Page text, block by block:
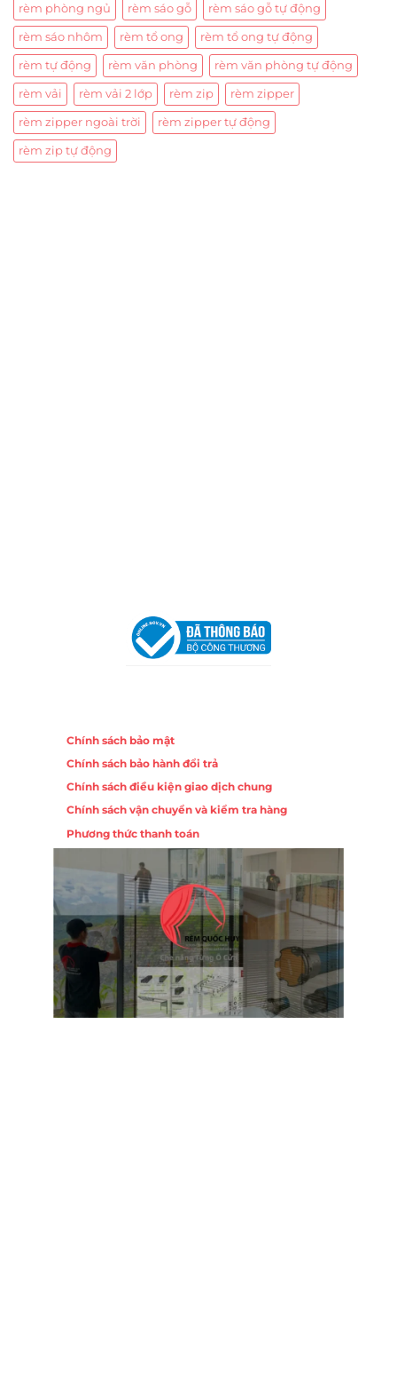
rèm phòng ngủ rèm sáo gỗ rèm sáo gỗ tự động
rèm sáo nhôm rèm tổ ong rèm tổ ong tự động
rèm tự động rèm văn phòng rèm văn phòng tự động
rèm vải rèm vải 2 lớp rèm zip rèm zipper
rèm zipper ngoài trời rèm zipper tự động
rèm zip tự động
Chính sách bảo mật
Chính sách bảo hành đổi trả
Chính sách điều kiện giao dịch chung
Chính sách vận chuyển và kiểm tra hàng
Phương thức thanh toán